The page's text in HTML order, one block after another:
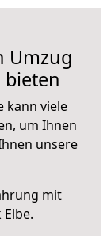
Umzug
bieten
kann viele
um Ihnen
unsere
mit
Elbe.